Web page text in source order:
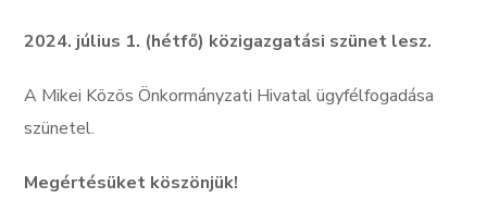
2024. július 1. (hétfő) közigazgatási szünet lesz.
A Mikei Közös Önkormányzati Hivatal ügyfélfogadása
szünetel.
Megértésüket köszönjük!